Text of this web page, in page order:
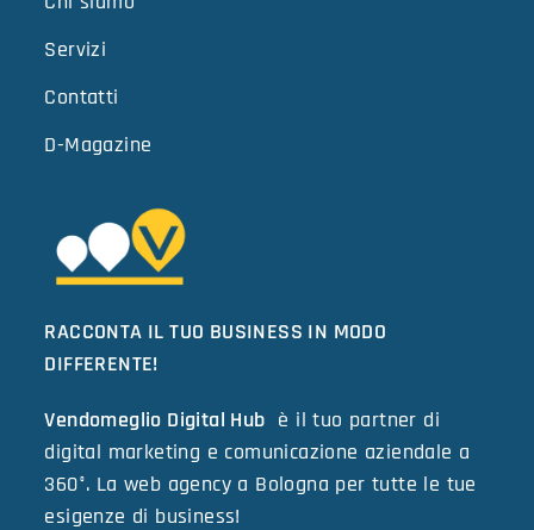
Servizi
Contatti
D-Magazine
RACCONTA IL TUO BUSINESS IN MODO
DIFFERENTE!
Vendomeglio Digital Hub è il tuo partner di
digital marketing e comunicazione aziendale a
360°. La web agency a Bologna per tutte le tue
esigenze di business!